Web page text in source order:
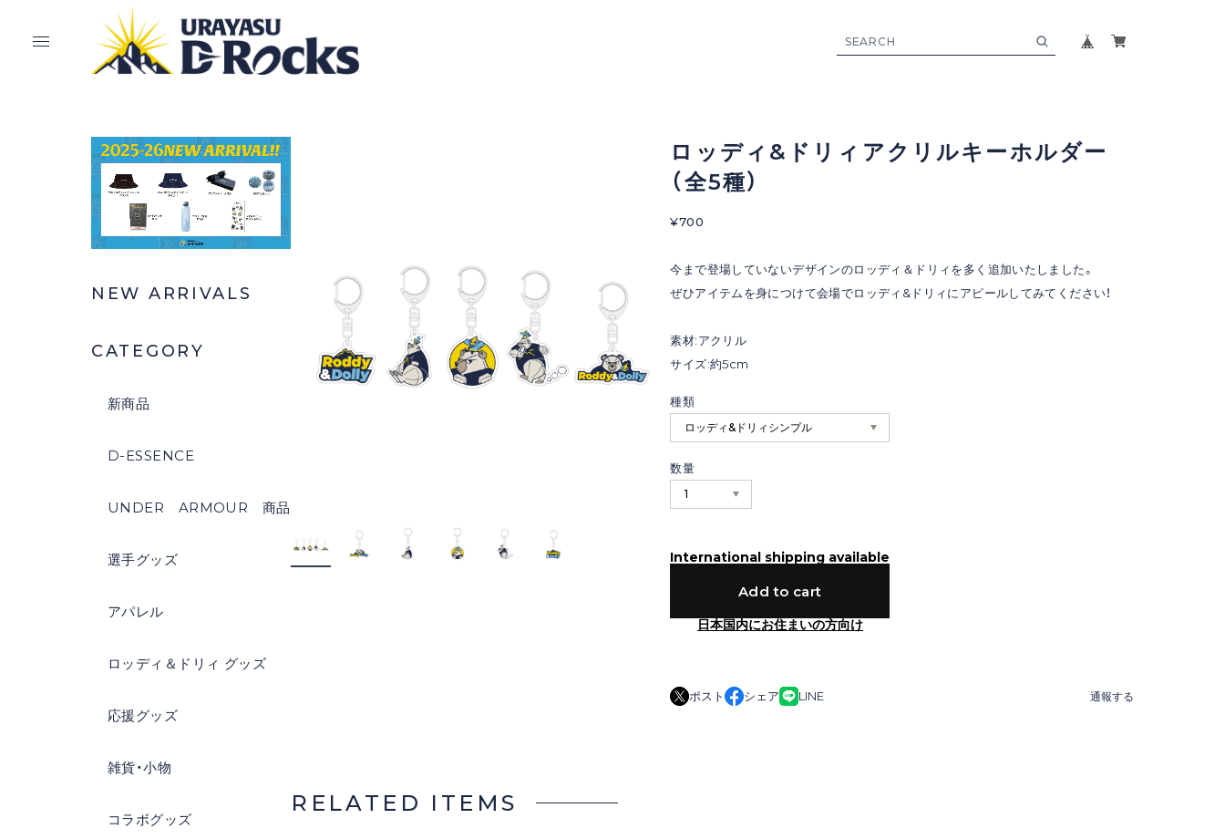
NEW ARRIVALS
CATEGORY
新商品
D-ESSENCE
UNDER ARMOUR 商品
選手グッズ
アパレル
ロッディ＆ドリィ グッズ
応援グッズ
雑貨・小物
コラボグッズ
ロッディ&ドリィアクリルキーホルダー
（全5種）
¥700
今まで登場していないデザインのロッディ＆ドリィを多く追加いたしました。
ぜひアイテムを身につけて会場でロッディ&ドリィにアピールしてみてください！
素材:アクリル
サイズ:約5cm
種類
数量
International shipping available
Add to cart
日本国内にお住まいの方向け
ポスト シェア LINE 通報する
RELATED ITEMS